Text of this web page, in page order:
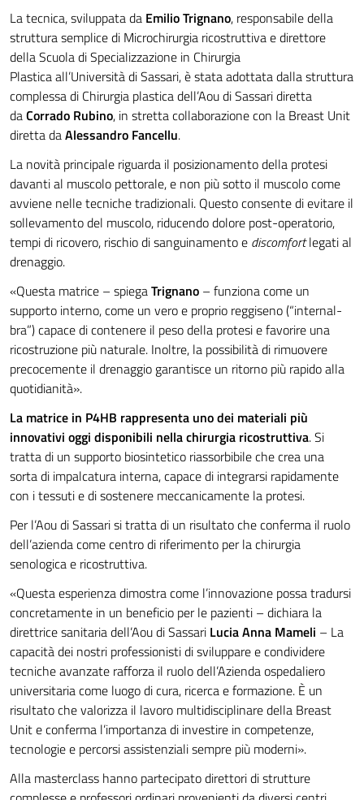
La tecnica, sviluppata da Emilio Trignano, responsabile della
struttura semplice di Microchirurgia ricostruttiva e direttore
della Scuola di Specializzazione in Chirurgia
Plastica all’Università di Sassari, è stata adottata dalla struttura
complessa di Chirurgia plastica dell’Aou di Sassari diretta
daCorrado Rubino, in stretta collaborazione con la Breast Unit
diretta daAlessandro Fancellu.
La novità principale riguarda il posizionamento della protesi
davanti al muscolo pettorale, e non più sotto il muscolo come
avviene nelle tecniche tradizionali. Questo consente di evitare il
sollevamento del muscolo, riducendo dolore post-operatorio,
tempi di ricovero, rischio di sanguinamento e discomfortlegati al
drenaggio.
«Questa matrice – spiegaTrignano – funziona come un
supporto interno, come un vero e proprio reggiseno (“internal-
bra”) capace di contenere il peso della protesi e favorire una
ricostruzione più naturale. Inoltre, la possibilità di rimuovere
precocemente il drenaggio garantisce un ritorno più rapido alla
quotidianità».
La matrice in P4HB rappresenta uno dei materiali più
innovativi oggi disponibili nella chirurgia ricostruttiva. Si
tratta di un supporto biosintetico riassorbibile che crea una
sorta di impalcatura interna, capace di integrarsi rapidamente
con i tessuti e di sostenere meccanicamente la protesi.
Per l’Aou di Sassari si tratta di un risultato che conferma il ruolo
dell’azienda come centro di riferimento per la chirurgia
senologica e ricostruttiva.
«Questa esperienza dimostra come l’innovazione possa tradursi
concretamente in un beneficio per le pazienti – dichiara la
direttrice sanitaria dell’Aou di Sassari Lucia Anna Mameli – La
capacità dei nostri professionisti di sviluppare e condividere
tecniche avanzate rafforza il ruolo dell’Azienda ospedaliero
universitaria come luogo di cura, ricerca e formazione. È un
risultato che valorizza il lavoro multidisciplinare della Breast
Unit e conferma l’importanza di investire in competenze,
tecnologie e percorsi assistenziali sempre più moderni».
Alla masterclass hanno partecipato direttori di strutture